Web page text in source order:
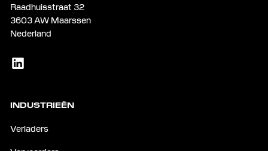
Raadhuisstraat 32
3603 AW Maarssen
Nederland
INDUSTRIEËN
Verladers